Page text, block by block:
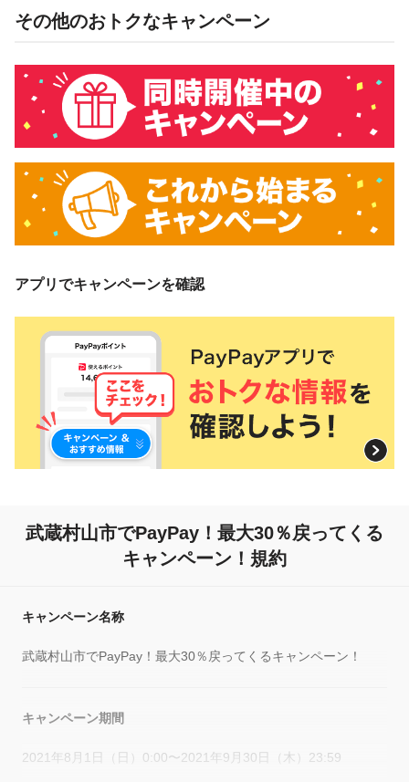
その他のおトクなキャンペーン
アプリでキャンペーンを確認
武蔵村山市でPayPay！ 最大30％戻ってくる
キャンペーン！規約
キャンペーン名称
武蔵村山市でPayPay！最大30％戻ってくるキャンペーン！
キャンペーン期間
2021年8月1日（日）0:00〜2021年9月30日（木）23:59